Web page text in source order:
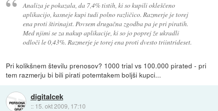
Analiza je pokazala, da 7,4% tistih, ki so kupili okleščeno
aplikacijo, kasneje kupi tudi polno različico. Razmerje je torej
ena proti štirinajst. Povsem drugačna zgodba pa je pri piratih.
Med njimi se za nakup aplikacije, ki so jo poprej že ukradli
odloči le 0,43%. Razmerje je torej ena proti dvesto triintrideset.
Pri kolikšnem številu prenosov? 1000 trial vs 100.000 pirated - pri
tem razmerju bi bili pirati potemtakem boljši kupci...
digitalcek
:: 15. okt 2009, 17:10